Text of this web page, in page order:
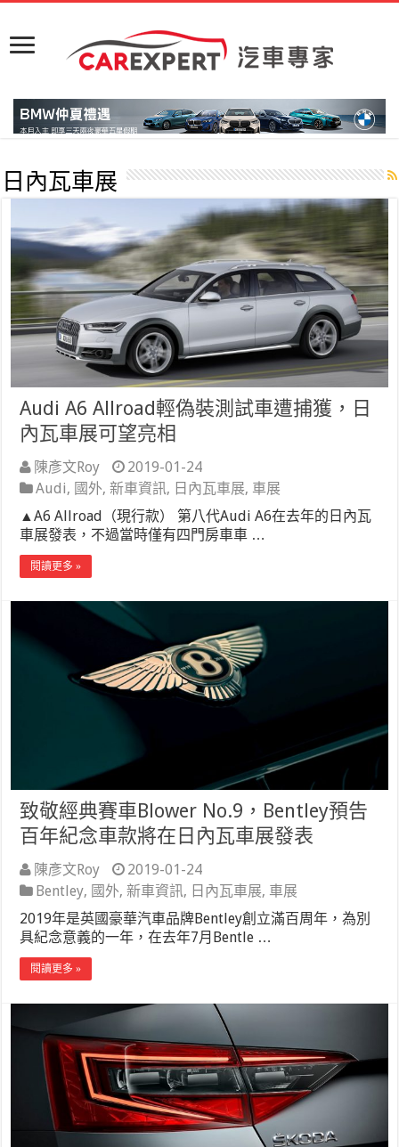
日內瓦車展
Audi A6 Allroad輕偽裝測試車遭捕獲，日
內瓦車展可望亮相
陳彥文Roy
2019-01-24
Audi, 國外,新車資訊, 日內瓦車展, 車展
▲A6 Allroad（現行款） 第八代Audi A6在去年的日內瓦
車展發表，不過當時僅有四門房車車 …
閱讀更多 »
致敬經典賽車Blower No.9，Bentley預告
百年紀念車款將在日內瓦車展發表
陳彥文Roy
2019-01-24
Bentley, 國外,新車資訊, 日內瓦車展, 車展
2019年是英國豪華汽車品牌Bentley創立滿百周年，為別
具紀念意義的一年，在去年7月Bentle …
閱讀更多 »